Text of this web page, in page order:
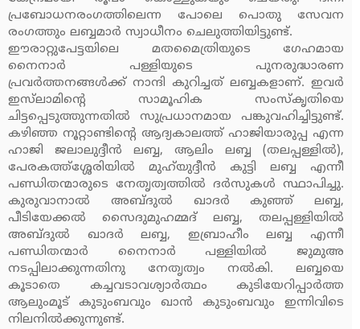
പ്രബോധനരംഗത്തിലെന്ന പോലെ പൊതു സേവന
രംഗത്തും ലബ്ബമാര്‍ സ്വാധീനം ചെലുത്തിയിട്ടുണ്ട്.
ഈരാറ്റുപേട്ടയിലെ മതമൈത്രിയുടെ ഗേഹമായ
നൈനാര്‍ പള്ളിയുടെ പുനരുദ്ധാരണ
പ്രവര്‍ത്തനങ്ങള്‍ക്ക് നാന്ദി കുറിച്ചത് ലബ്ബകളാണ്. ഇവര്‍
ഇസ്‌ലാമിന്റെ സാമൂഹിക സംസ്‌കൃതിയെ
ചിട്ടപ്പെടുത്തുന്നതില്‍ സുപ്രധാനമായ പങ്കുവഹിച്ചിട്ടുണ്ട്.
കഴിഞ്ഞ നൂറ്റാണ്ടിന്റെ ആദ്യകാലത്ത് ഹാജിയാരുപ്പ എന്ന
ഹാജി ജലാലുദ്ദീന്‍ ലബ്ബ, ആലിം ലബ്ബ (തലപ്പള്ളില്‍),
പേരകത്ത്‌ശ്ശേരിയില്‍ മുഹ്‌യുദ്ദീന്‍ കുട്ടി ലബ്ബ എന്നീ
പണ്ഡിതന്മാരുടെ നേതൃത്വത്തില്‍ ദര്‍സുകള്‍ സ്ഥാപിച്ചു.
കുരുവാനാല്‍ അബ്ദുല്‍ ഖാദര്‍ കുഞ്ഞ് ലബ്ബ,
പീടിയേക്കല്‍ സൈദുമുഹമ്മദ് ലബ്ബ, തലപ്പള്ളിയില്‍
അബ്ദുല്‍ ഖാദര്‍ ലബ്ബ, ഇബ്രാഹീം ലബ്ബ എന്നീ
പണ്ഡിതന്മാര്‍ നൈനാര്‍ പള്ളിയില്‍ ജുമുഅ
നടപ്പിലാക്കുന്നതിനു നേതൃത്വം നല്‍കി. ലബ്ബയെ
കൂടാതെ കച്ചവടാവശ്യാര്‍ത്ഥം കുടിയേറിപ്പാര്‍ത്ത
ആലുംമൂട് കുടുംബവും ഖാന്‍ കുടുംബവും ഇന്നിവിടെ
നിലനില്‍ക്കുന്നുണ്ട്.